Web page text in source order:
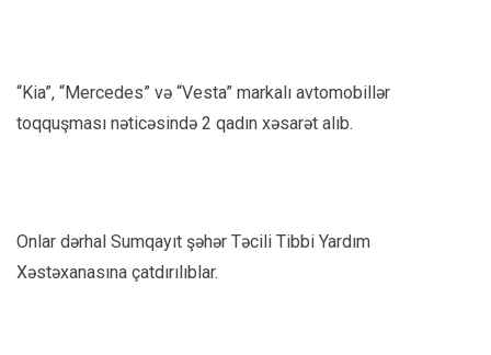
“Kia”, “Mercedes” və “Vesta” markalı avtomobillər
toqquşması nəticəsində 2 qadın xəsarət alıb.
Onlar dərhal Sumqayıt şəhər Təcili Tibbi Yardım
Xəstəxanasına çatdırılıblar.